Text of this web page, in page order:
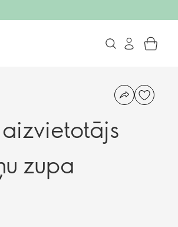
zupa